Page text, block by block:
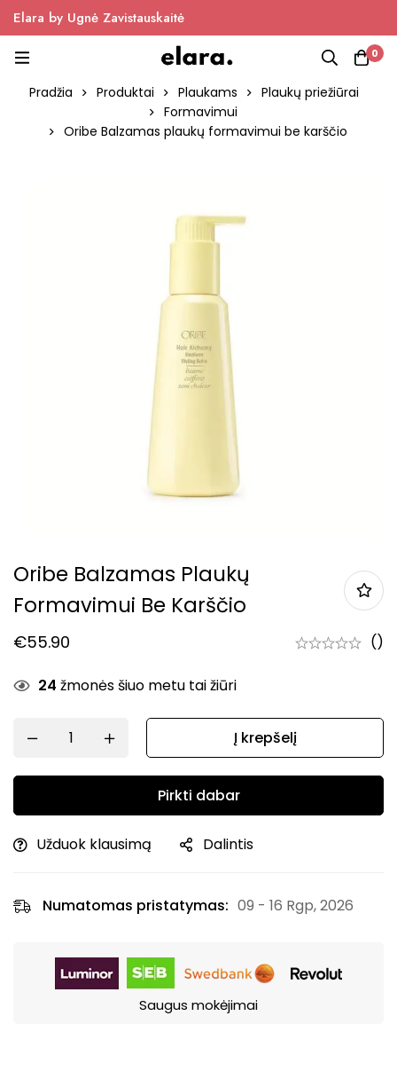
Elara by Ugnė Zavistauskaitė
0
Pradžia Produktai Plaukams
Plaukų priežiūrai
Formavimui
Oribe Balzamas plaukų formavimui be karščio
Oribe Balzamas Plaukų
Formavimui Be Karščio
€55.90 ()
24 žmonės šiuo metu tai žiūri
Į krepšelį
Pirkti dabar
Užduok klausimą Dalintis
Numatomas pristatymas: 09 - 16 Rgp, 2026
Saugus mokėjimai